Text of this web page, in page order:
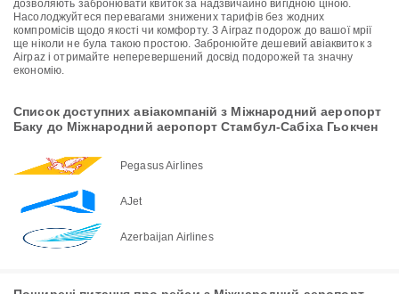
дозволяють забронювати квиток за надзвичайно вигідною ціною.
Насолоджуйтеся перевагами знижених тарифів без жодних
компромісів щодо якості чи комфорту. З Airpaz подорож до вашої мрії
ще ніколи не була такою простою. Забронюйте дешевий авіаквиток з
Airpaz і отримайте неперевершений досвід подорожей та значну
економію.
Список доступних авіакомпаній з Міжнародний аеропорт
Баку до Міжнародний аеропорт Стамбул-Сабіха Гьокчен
Pegasus Airlines
AJet
Azerbaijan Airlines